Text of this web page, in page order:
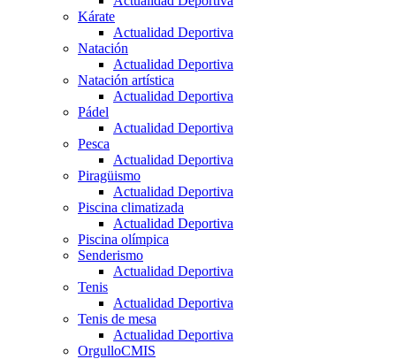
Kárate
Actualidad Deportiva
Natación
Actualidad Deportiva
Natación artística
Actualidad Deportiva
Pádel
Actualidad Deportiva
Pesca
Actualidad Deportiva
Piragüismo
Actualidad Deportiva
Piscina climatizada
Actualidad Deportiva
Piscina olímpica
Senderismo
Actualidad Deportiva
Tenis
Actualidad Deportiva
Tenis de mesa
Actualidad Deportiva
OrgulloCMIS